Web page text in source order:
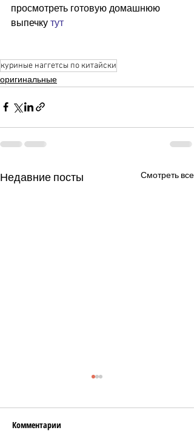
просмотреть готовую домашнюю
выпечку тут
куриные наггетсы по китайски
оригинальные
Недавние посты Смотреть все
Комментарии